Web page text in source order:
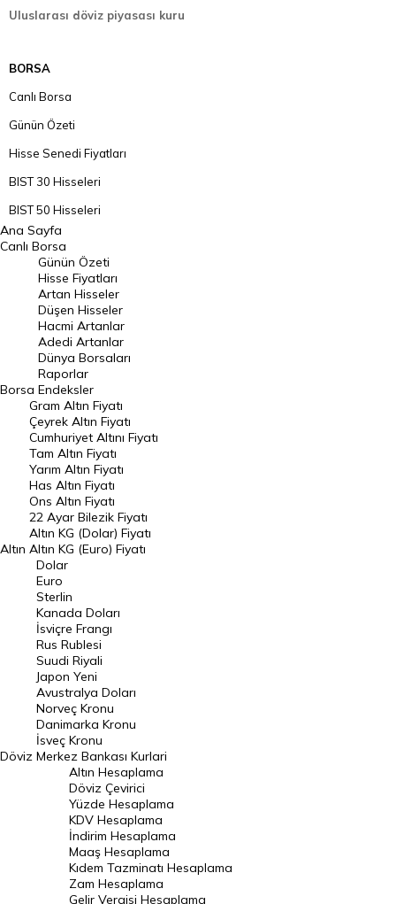
Uluslarası döviz piyasası kuru
BORSA
Canlı Borsa
Günün Özeti
Hisse Senedi Fiyatları
BIST 30 Hisseleri
BIST 50 Hisseleri
BIST 100 Hisseleri
En Çok Artan Hisseler
En Çok Düşen Hisseler
Hacmi Artanlar
Geçmiş Kapanışlar
Dünya Borsaları
Raporlar
Endeksler
DÖVİZ
Döviz Kuru
Dolar Kuru
Euro Kuru
Pound Kuru
Frank Kuru
Riyal Kuru
Avustralya Doları
Danimarka Kronu Kuru
Kanada Doları Kuru
Norveç Kronu Kuru
İsveç Kronu Kuru
Japon Yeni Kuru
Serbest Piyasa Döviz Kurları
Merkez Bankası Döviz Kurları
Ana Sayfa
Canlı Borsa
Borsa
Günün Özeti
Hisse Fiyatları
Artan Hisseler
Düşen Hisseler
Hacmi Artanlar
Adedi Artanlar
Dünya Borsaları
Raporlar
Endeksler
Altın
Gram Altın Fiyatı
Çeyrek Altın Fiyatı
Cumhuriyet Altını Fiyatı
Tam Altın Fiyatı
Yarım Altın Fiyatı
Has Altın Fiyatı
Ons Altın Fiyatı
22 Ayar Bilezik Fiyatı
Altın KG (Dolar) Fiyatı
Altın KG (Euro) Fiyatı
Döviz
Dolar
Euro
Sterlin
Kanada Doları
İsviçre Frangı
Rus Rublesi
Suudi Riyali
Japon Yeni
Avustralya Doları
Norveç Kronu
Danimarka Kronu
İsveç Kronu
Merkez Bankası Kurlari
Altın Hesaplama
Döviz Çevirici
Yüzde Hesaplama
KDV Hesaplama
İndirim Hesaplama
Maaş Hesaplama
Kıdem Tazminatı Hesaplama
Zam Hesaplama
Gelir Vergisi Hesaplama